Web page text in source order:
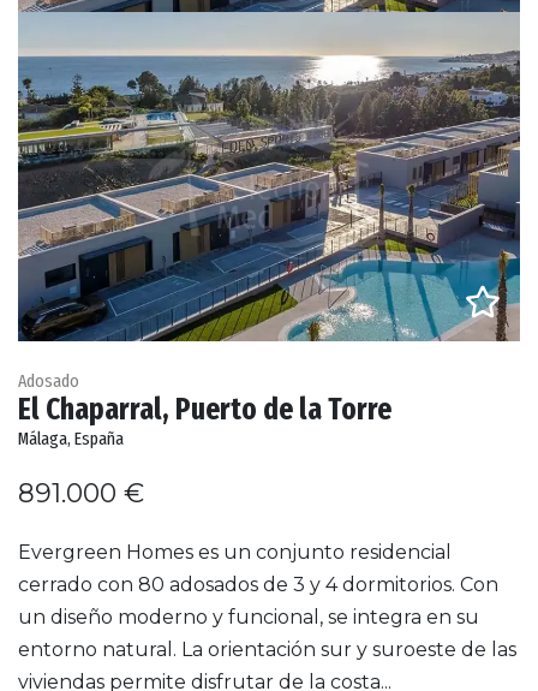
Adosado
El Chaparral, Puerto de la Torre
Málaga, España
891.000 €
Evergreen Homes es un conjunto residencial
cerrado con 80 adosados de 3 y 4 dormitorios. Con
un diseño moderno y funcional, se integra en su
entorno natural. La orientación sur y suroeste de las
viviendas permite disfrutar de la costa...